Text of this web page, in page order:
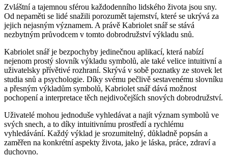
Zvláštní a tajemnou sférou každodenního lidského života jsou sny.
Od nepaměti se lidé snažili porozumět tajemství, které se ukrývá za
jejich nejasným významem. A právě Kabriolet snář se stává
nezbytným průvodcem v tomto dobrodružství výkladu snů.
Kabriolet snář je bezpochyby jedinečnou aplikací, která nabízí
nejenom prostý slovník výkladu symbolů, ale také velice intuitivní a
uživatelsky přívětivé rozhraní. Skrývá v sobě poznatky ze stovek let
studia snů a psychologie. Díky svému pečlivě sestavenému slovníku
a přesným výkladům symbolů, Kabriolet snář dává možnost
pochopení a interpretace těch nejdivočejších snových dobrodružství.
Uživatelé mohou jednoduše vyhledávat a najít význam symbolů ve
svých snech, a to díky intuitivnímu prostředí a rychlému
vyhledávání. Každý výklad je srozumitelný, důkladně popsán a
zaměřen na konkrétní aspekty života, jako je láska, práce, zdraví a
duchovno.